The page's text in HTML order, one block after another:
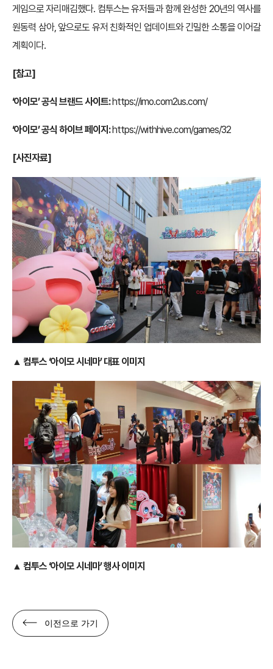
게임으로 자리매김했다. 컴투스는 유저들과 함께 완성한 20년의 역사를
원동력 삼아, 앞으로도 유저 친화적인 업데이트와 긴밀한 소통을 이어갈
계획이다.
[참고]
‘아이모’ 공식 브랜드 사이트:https://imo.com2us.com/
‘아이모’ 공식 하이브 페이지:https://withhive.com/games/32
[사진자료]
▲ 컴투스 ‘아이모 시네마’ 대표 이미지
▲ 컴투스 ‘아이모 시네마’ 행사 이미지
이전으로 가기